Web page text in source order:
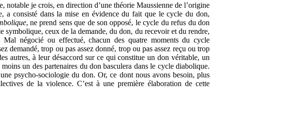
je crois, en direction d’une théorie Maussienne de l’origine
a consisté dans la mise en évidence du fait que le cycle du don,
, ne prend sens que de son opposé, le cycle du refus du don
symbolique, ceux de la demande, du don, du recevoir et du rendre,
négocié ou effectué, chacun des quatre moments du cycle
demandé, trop ou pas assez donné, trop ou pas assez reçu ou trop
autres, à leur désaccord sur ce qui constitue un don véritable, un
un des partenaires du don basculera dans le cycle diabolique.
psycho-sociologie du don. Or, ce dont nous avons besoin, plus
de la violence. C’est à une première élaboration de cette